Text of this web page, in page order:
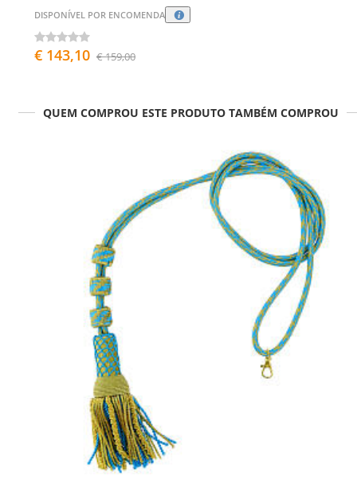
DISPONÍVEL POR ENCOMENDA
€ 143,10 € 159,00
QUEM COMPROU ESTE PRODUTO TAMBÉM COMPROU